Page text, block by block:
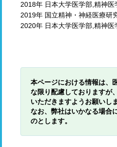
2018年 日本大学医学部,精神医
2019年 国立精神・神経医療研
2020年 日本大学医学部,精神医
本ページにおける情報は、
な限り配慮しておりますが
いただきますようお願いし
なお、弊社はいかなる場合
のとします。